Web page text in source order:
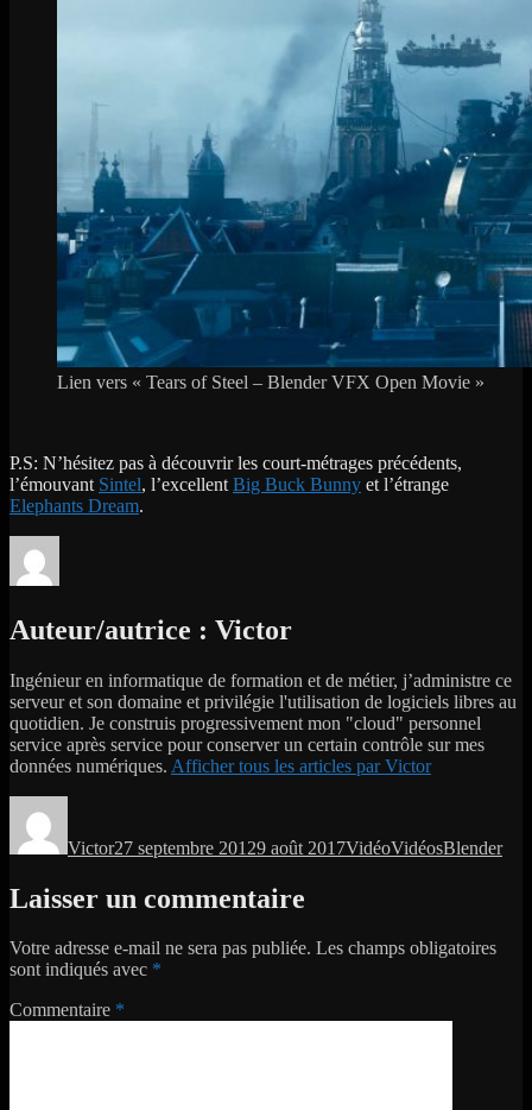
Lien vers « Tears of Steel – Blender VFX Open Movie »
P.S: N’hésitez pas à découvrir les court-métrages précédents,
l’émouvant Sintel, l’excellent Big Buck Bunny et l’étrange
Elephants Dream.
Auteur/autrice : Victor
Ingénieur en informatique de formation et de métier, j’administre ce
serveur et son domaine et privilégie l'utilisation de logiciels libres au
quotidien. Je construis progressivement mon "cloud" personnel
service après service pour conserver un certain contrôle sur mes
données numériques. Afficher tous les articles par Victor
Victor27 septembre 20129 août 2017VidéoVidéosBlender
Laisser un commentaire
Votre adresse e-mail ne sera pas publiée. Les champs obligatoires
sont indiqués avec *
Commentaire *